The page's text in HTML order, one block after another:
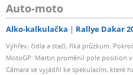
Auto-moto
Alko-kalkulačka Rallye Dakar
Výhřev, čidla a stačí, říká průzkum.
MotoGP: Martin proměnil pole position
Câmara se vyjádřil ke spekulacím, které